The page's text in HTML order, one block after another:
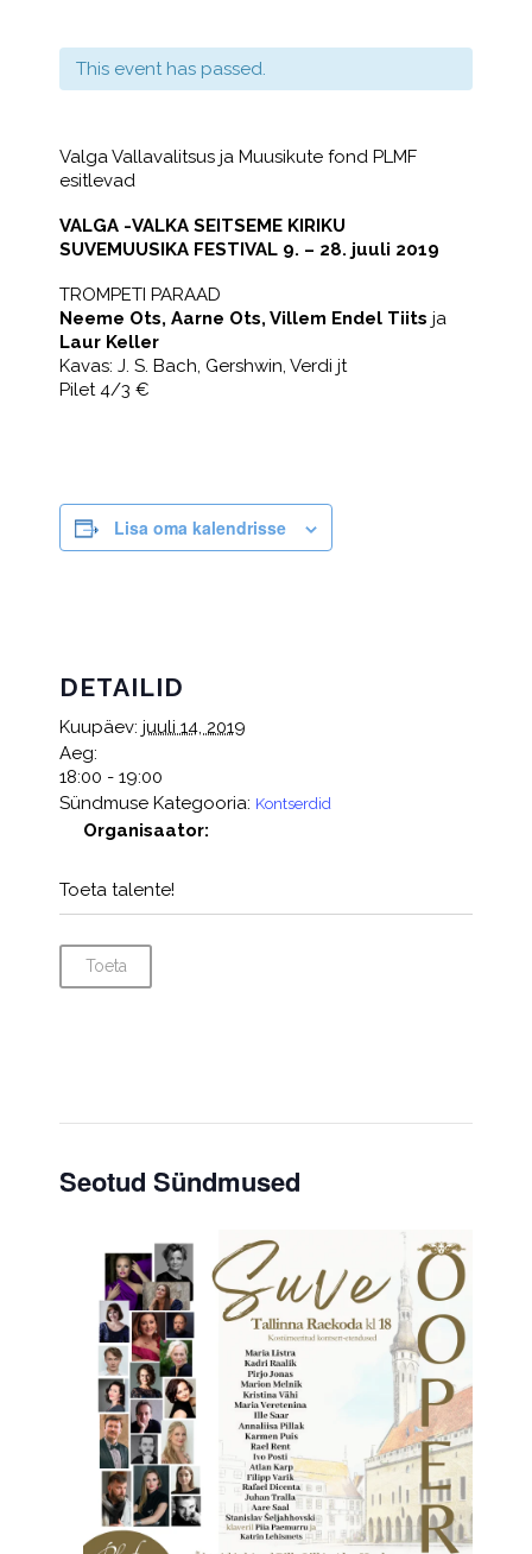
This event has passed.
Valga Vallavalitsus ja Muusikute fond PLMF
esitlevad
VALGA -VALKA SEITSEME KIRIKU
SUVEMUUSIKA FESTIVAL 9. – 28. juuli 2019
TROMPETI PARAAD
Neeme Ots, Aarne Ots, Villem Endel Tiits ja
Laur Keller
Kavas: J. S. Bach, Gershwin, Verdi jt
Pilet 4/3 €
Lisa oma kalendrisse
DETAILID
Kuupäev: juuli 14, 2019
Aeg:
18:00 - 19:00
Sündmuse Kategooria: Kontserdid
Organisaator:
Toeta talente!
Toeta
Seotud Sündmused